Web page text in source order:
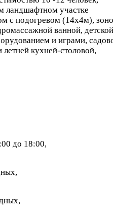
ландшафтном участке
с подогревом (14х4м),
ванной, детской
и играми,
кухней-столовой,
до 18:00,